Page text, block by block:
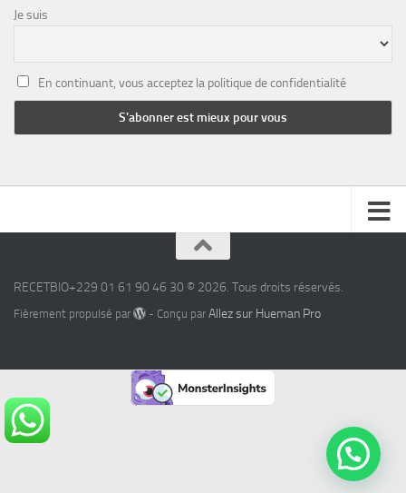
Je suis
En continuant, vous acceptez la politique de confidentialité
RECETBIO+229 01 61 90 46 30 © 2026. Tous droits réservés.
Fièrement propulsé par - Conçu par Allez sur Hueman Pro